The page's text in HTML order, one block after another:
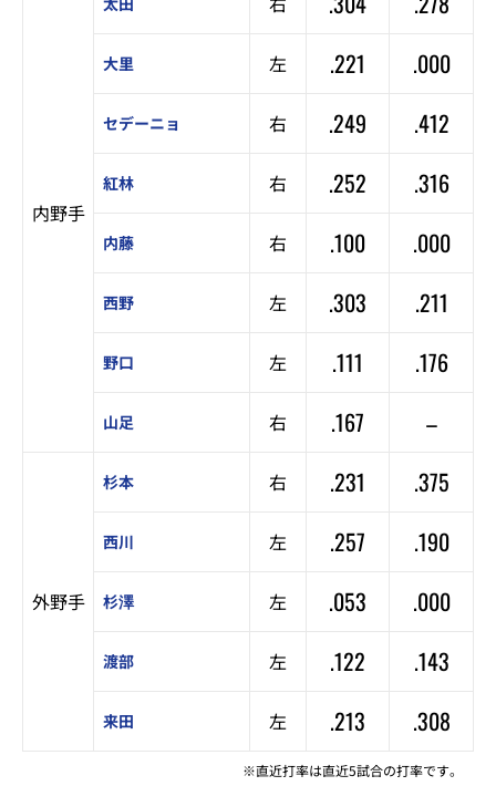
内野手
大里 左 .221 .000
セデーニョ 右 .249 .412
紅林 右 .252 .316
内藤 右 .100 .000
西野 左 .303 .211
野口 左 .111 .176
山足 右 .167 –
外野手
杉本 右 .231 .375
西川 左 .257 .190
杉澤 左 .053 .000
渡部 左 .122 .143
来田 左 .213 .308
※直近打率は直近5試合の打率です。